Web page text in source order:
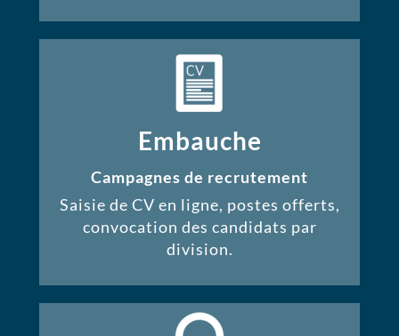
Embauche
Campagnes de recrutement
Saisie de CV en ligne, postes offerts,
convocation des candidats par
division.